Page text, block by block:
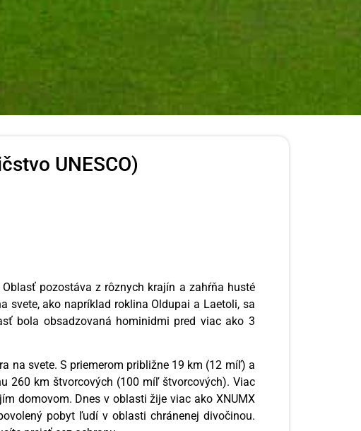
UNESCO)
pozostáva z rôznych krajín a zahŕňa husté
svete, ako napríklad roklina Oldupai a Laetoli, sa
bola obsadzovaná hominidmi pred viac ako 3
na svete. S priemerom približne 19 km (12 míľ) a
260 km štvorcových (100 míľ štvorcových). Viac
domovom. Dnes v oblasti žije viac ako XNUMX
pobyt ľudí v oblasti chránenej divočinou.